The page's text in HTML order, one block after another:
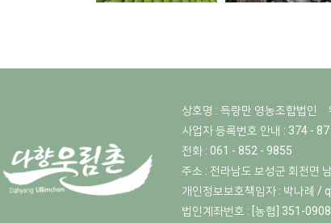
상호명 : 득량만 영농조합법인
사업자 등록번호 안내 : 374 -
전화 : 061 - 852 - 9855
주소 : 전라남도 보성군 회천면
개인정보보호책임자 : 박나례 /
법인계좌번호 : [농협] 351-